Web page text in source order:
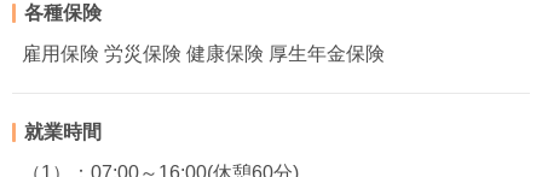
各種保険
雇用保険 労災保険 健康保険 厚生年金保険
就業時間
（1）：07:00～16:00(休憩60分)